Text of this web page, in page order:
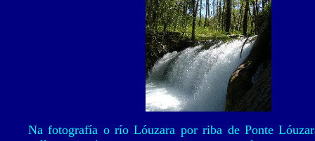
Na fotografía o río Lóuzara por riba de Ponte